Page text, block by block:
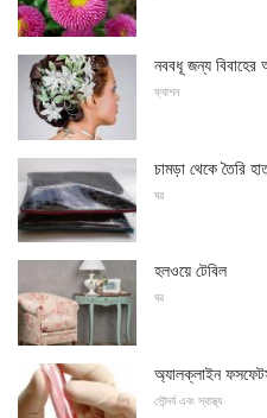
নববধূ জন্য বিবাহের
ফ্যাশন
চামড়া থেকে তৈরি
ঘর
হলওয়ে টেবিল
ঘর
অ্যালক্লাইন
সৌন্দর্য এবং স্বাস্থ্য